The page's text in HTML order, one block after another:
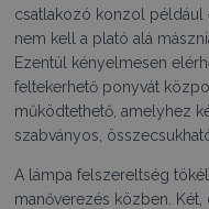
csatlakozó konzol
nem kell a plató alá
Ezentúl kényelmesen
feltekerhető ponyvát
működtethető, amelyhez
szabványos,
A lámpa felszereltség
manőverezés közben.